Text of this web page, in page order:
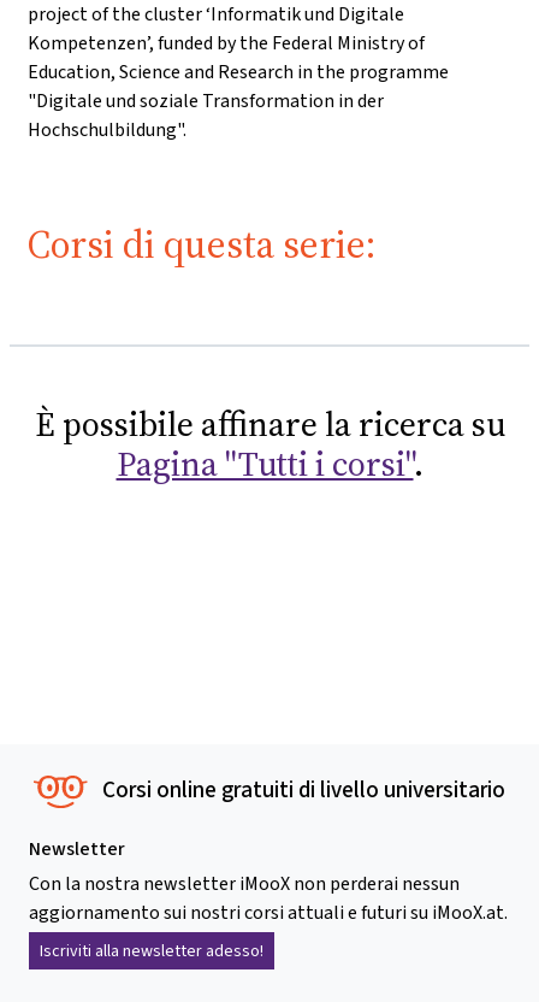
project of the cluster ‘Informatik und Digitale
Kompetenzen’, funded by the Federal Ministry of
Education, Science and Research in the programme
"Digitale und soziale Transformation in der
Hochschulbildung".
Corsi di questa serie:
È possibile affinare la ricerca su
Pagina "Tutti i corsi".
Corsi online gratuiti di livello universitario
Newsletter
Con la nostra newsletter iMooX non perderai nessun
aggiornamento sui nostri corsi attuali e futuri su iMooX.at.
Iscriviti alla newsletter adesso!